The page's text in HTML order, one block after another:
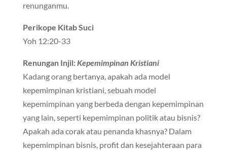
renunganmu.
Perikope Kitab Suci
Yoh 12:20-33
Renungan Injil:Kepemimpinan Kristiani
Kadang orang bertanya, apakah ada model
kepemimpinan kristiani, sebuah model
kepemimpinan yang berbeda dengan kepemimpinan
yang lain, seperti kepemimpinan politik atau bisnis?
Apakah ada corak atau penanda khasnya? Dalam
kepemimpinan bisnis, profit dan kesejahteraan para